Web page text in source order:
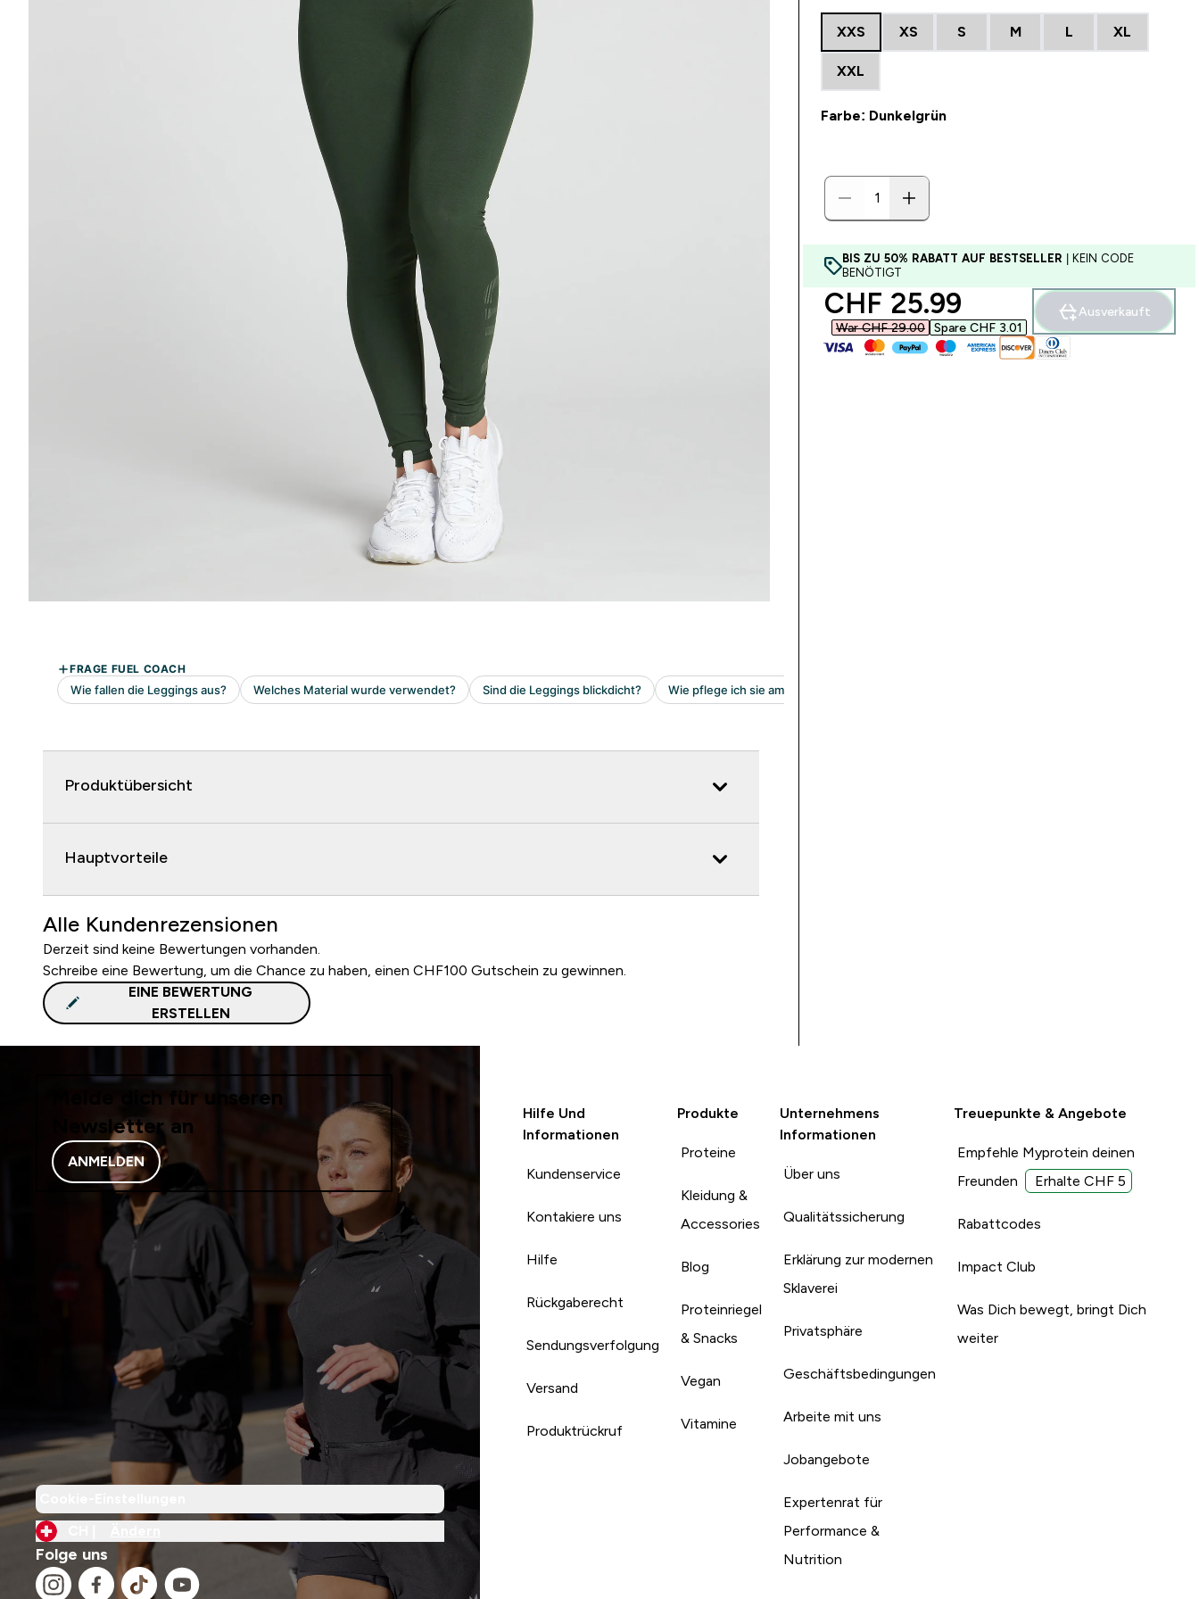
Produktübersicht
Hauptvorteile
Alle Kundenrezensionen
Derzeit sind keine Bewertungen vorhanden.
Schreibe eine Bewertung, um die Chance zu haben, einen CHF100 Gutschein zu gewinnen.
EINE BEWERTUNG
ERSTELLEN
XXS XS S M L XL
XXL
Farbe: Dunkelgrün
BIS ZU 50% RABATT AUF BESTSELLER | KEIN CODE
BENÖTIGT
discounted price
CHF 25.99‎
War CHF 29.00‎ Spare CHF 3.01‎
Ausverkauft
Melde dich für unseren
Newsletter an
ANMELDEN
Folge uns
Hilfe Und
Informationen
Kundenservice
Kontakiere uns
Hilfe
Rückgaberecht
Sendungsverfolgung
Versand
Produktrückruf
Produkte
Proteine
Kleidung &
Accessories
Blog
Proteinriegel
& Snacks
Vegan
Vitamine
Unternehmens
Informationen
Über uns
Qualitätssicherung
Erklärung zur modernen
Sklaverei
Privatsphäre
Geschäftsbedingungen
Arbeite mit uns
Jobangebote
Expertenrat für
Performance &
Nutrition
Treuepunkte & Angebote
Empfehle Myprotein deinen
Freunden
Erhalte CHF 5
Rabattcodes
Impact Club
Was Dich bewegt, bringt Dich
weiter